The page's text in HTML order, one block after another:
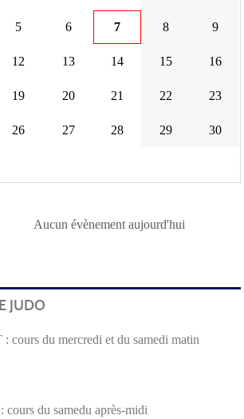
5 6 7 8 9
12 13 14 15 16
19 20 21 22 23
26 27 28 29 30
Aucun évènement aujourd'hui
JUDO
du mercredi et du samedi matin
du samedu après-midi